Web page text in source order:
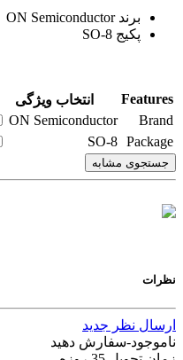
برند ON Semiconductor
پکیج SO-8
Features
انتخاب ویژگی
Brand
ON Semiconductor
Package
SO-8
جستجوی مشابه
نظرات
ارسال نظر جدید
ناموجود-سفارش دهید